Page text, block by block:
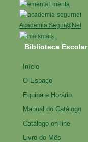
Ementa
Academia Segur@Net
mais
Biblioteca Escolar
Início
O Espaço
Equipa e Horário
Manual do Catálogo
Catálogo on-line
Livro do Mês